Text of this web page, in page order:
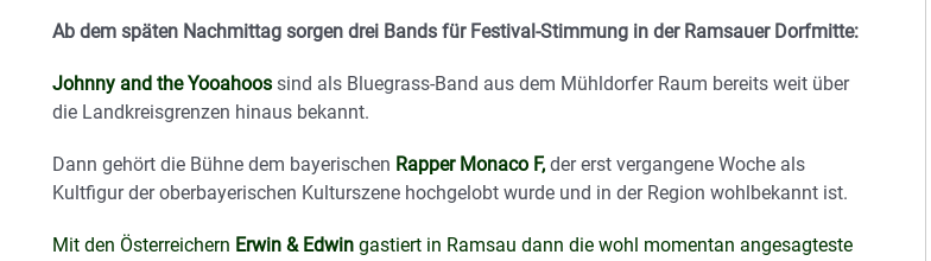
Ab dem späten Nachmittag sorgen drei Bands für Festival-Stimmung in der Ramsauer Dorfmitte:
Johnny and the Yooahoos sind als Bluegrass-Band aus dem Mühldorfer Raum bereits weit über
die Landkreisgrenzen hinaus bekannt.
Dann gehört die Bühne dem bayerischen Rapper Monaco F, der erst vergangene Woche als
Kultfigur der oberbayerischen Kulturszene hochgelobt wurde und in der Region wohlbekannt ist.
Mit den Österreichern Erwin & Edwin gastiert in Ramsau dann die wohl momentan angesagteste